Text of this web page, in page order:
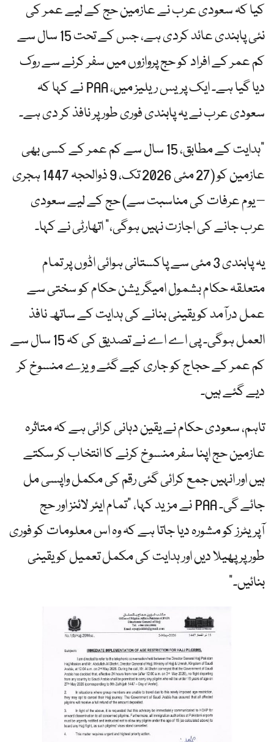
کیا کہ سعودی عرب نے عازمین حج کے لیے عمر کی
نئی پابندی عائد کردی ہے، جس کے تحت 15 سال سے
کم عمر کے افراد کو حج پروازوں میں سفر کرنے سے روک
دیا گیا ہے۔ ایک پریس ریلیز میں، PAA نے کہا کہ
سعودی عرب نے یہ پابندی فوری طور پر نافذ کر دی ہے۔
"ہدایت کے مطابق، 15 سال سے کم عمر کے کسی بھی
عازمین کو (27 مئی 2026 تک، 9 ذوالحجہ 1447 ہجری
– یوم عرفات کی مناسبت سے) حج کے لیے سعودی
عرب جانے کی اجازت نہیں ہوگی،” اتھارٹی نے کہا۔
یہ پابندی 3 مئی سے پاکستانی ہوائی اڈوں پر تمام
متعلقہ حکام بشمول امیگریشن حکام کو سختی سے
عمل درآمد کو یقینی بنانے کی ہدایت کے ساتھ نافذ
العمل ہوگی۔ پی اے اے نے تصدیق کی کہ 15 سال سے
کم عمر کے حجاج کو جاری کیے گئے ویزے منسوخ کر
دیے گئے ہیں۔
تاہم، سعودی حکام نے یقین دہانی کرائی ہے کہ متاثرہ
عازمین حج اپنا سفر منسوخ کرنے کا انتخاب کر سکتے
ہیں اور انہیں جمع کرائی گئی رقم کی مکمل واپسی مل
جائے گی۔ PAA نے مزید کہا، "تمام ایئر لائنز اور حج
آپریٹرز کو مشورہ دیا جاتا ہے کہ وہ اس معلومات کو فوری
طور پر پھیلا دیں اور ہدایت کی مکمل تعمیل کو یقینی
بنائیں۔”